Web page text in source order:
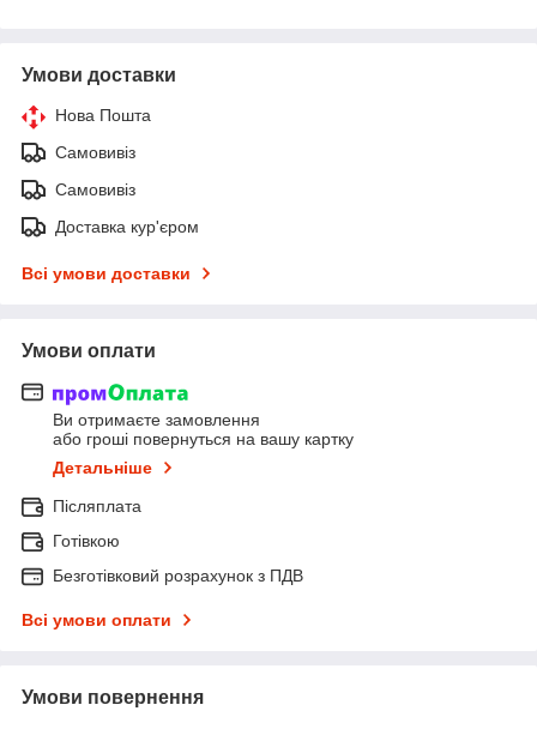
Умови доставки
Нова Пошта
Самовивіз
Самовивіз
Доставка кур'єром
Всі умови доставки
Умови оплати
Ви отримаєте замовлення
або гроші повернуться на вашу картку
Детальніше
Післяплата
Готівкою
Безготівковий розрахунок з ПДВ
Всі умови оплати
Умови повернення